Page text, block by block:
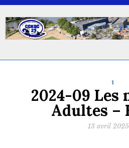
1
2024-09 Les
Adultes –
13 avril 2025